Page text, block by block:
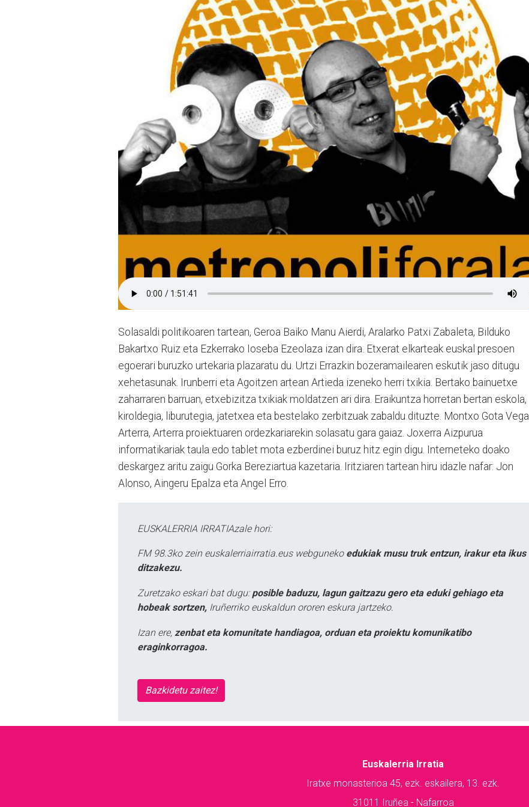
Solasaldi politikoaren tartean, Geroa Baiko Manu Aierdi, Aralarko Patxi Zabaleta, Bilduko
Bakartxo Ruiz eta Ezkerrako Ioseba Ezeolaza izan dira. Etxerat elkarteak euskal presoen
egoerari buruzko urtekaria plazaratu du. Urtzi Errazkin bozeramailearen eskutik jaso ditugu
xehetasunak. Irunberri eta Agoitzen artean Artieda izeneko herri txikia. Bertako bainuetxe
zaharraren barruan, etxebizitza txikiak moldatzen ari dira. Eraikuntza horretan bertan eskola,
kiroldegia, liburutegia, jatetxea eta bestelako zerbitzuak zabaldu dituzte. Montxo Gota Vega
Arterra, Arterra proiektuaren ordezkariarekin solasatu gara gaiaz. Joxerra Aizpurua
informatikariak taula edo tablet mota ezberdinei buruz hitz egin digu. Interneteko doako
deskargez aritu zaigu Gorka Bereziartua kazetaria. Iritziaren tartean hiru idazle nafar: Jon
Alonso, Aingeru Epalza eta Angel Erro.
EUSKALERRIA IRRATIAzale hori:
FM 98.3ko zein euskalerriairratia.eus webguneko edukiak musu truk entzun, irakur eta ikus
ditzakezu.
Zuretzako eskari bat dugu: posible baduzu, lagun gaitzazu gero eta eduki gehiago eta
hobeak sortzen, Iruñerriko euskaldun ororen eskura jartzeko.
Izan ere, zenbat eta komunitate handiagoa, orduan eta proiektu komunikatibo
eraginkorragoa.
Bazkidetu zaitez!
Euskalerria Irratia
Iratxe monasterioa 45, ezk. eskailera, 13. ezk.
31011 Iruñea - Nafarroa